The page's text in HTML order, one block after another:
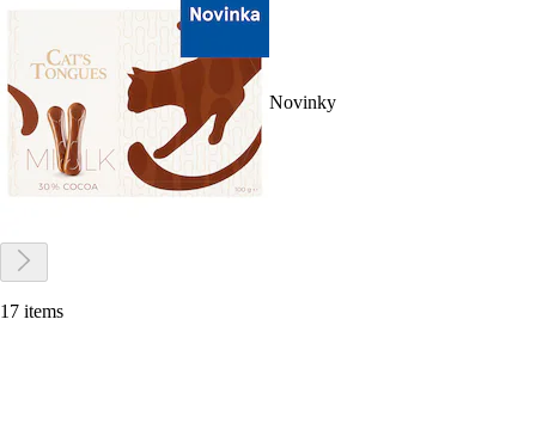
Novinky
17 items